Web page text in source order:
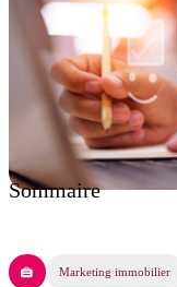
Sommaire
Marketing immobilier